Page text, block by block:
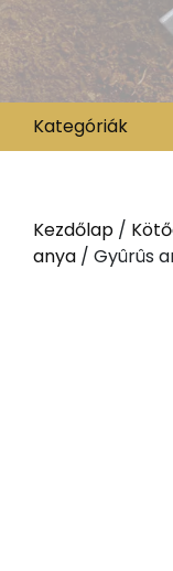
Kategóriák
Kezdőlap /
anya / Gyûrûs